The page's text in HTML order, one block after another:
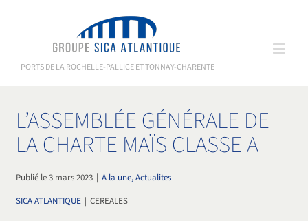
PORTS DE LA ROCHELLE-PALLICE ET TONNAY-CHARENTE
L’ASSEMBLÉE GÉNÉRALE DE
LA CHARTE MAÏS CLASSE A
Publié le 3 mars 2023 | A la une, Actualites
SICA ATLANTIQUE | CEREALES